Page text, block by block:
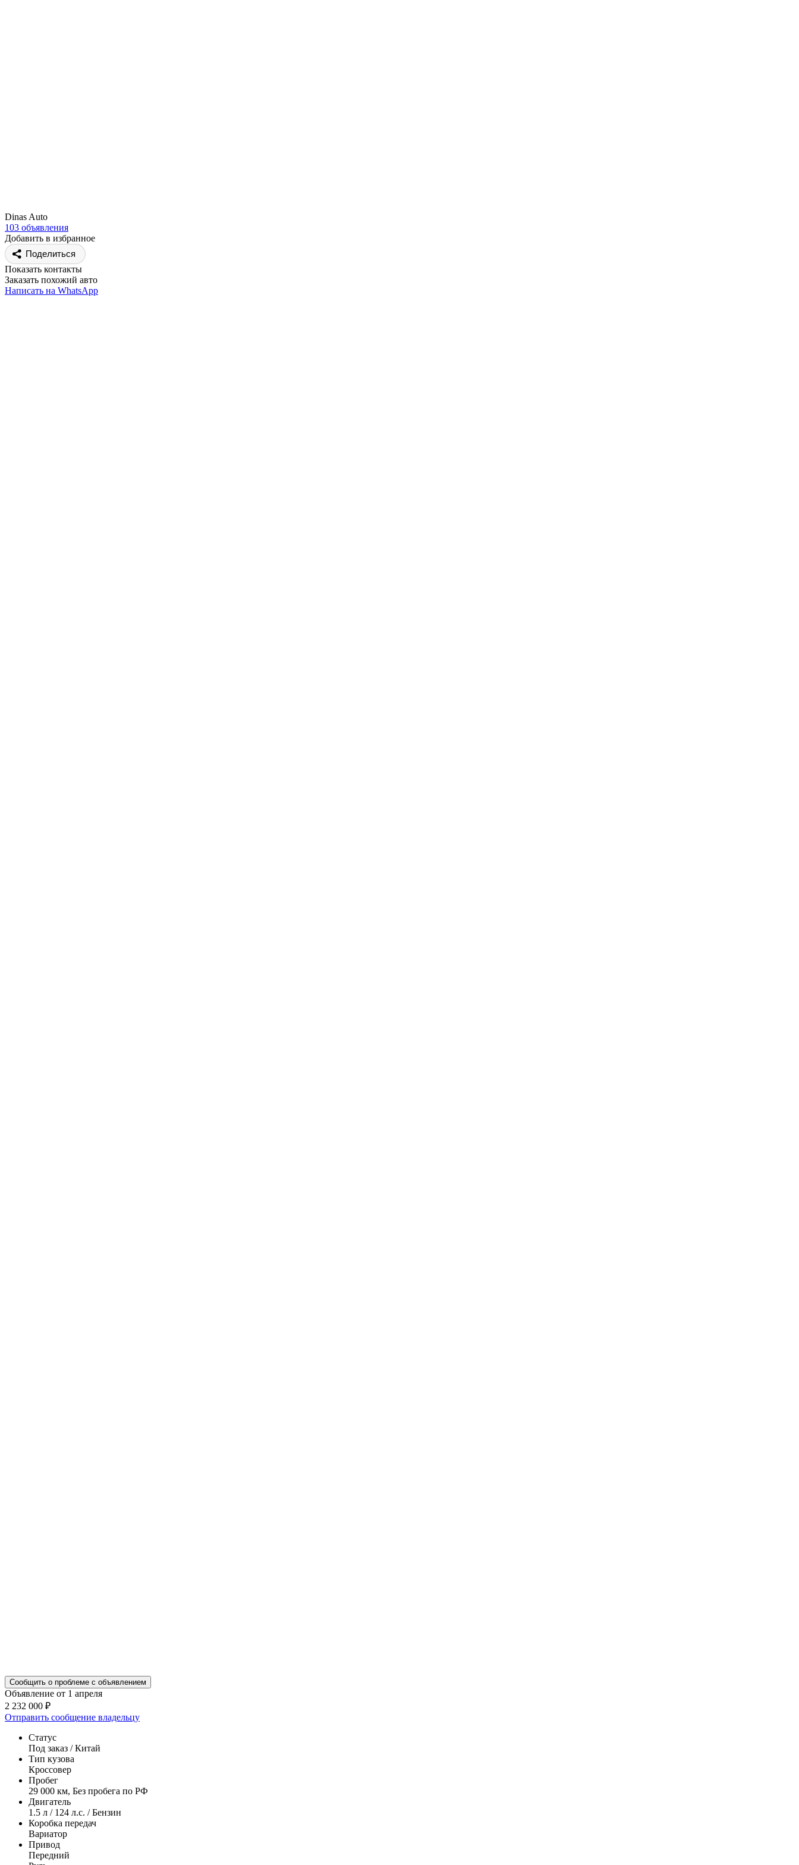
Dinas Auto
103 объявления
Добавить в избранное
Поделиться
Показать контакты
Заказать похожий авто
Написать на WhatsApp
Сообщить о проблеме с объявлением
Объявление от 1 апреля
2 232 000 ₽
Отправить сообщение владельцу
Статус
Под заказ / Китай
Тип кузова
Кроссовер
Пробег
29 000 км, Без пробега по РФ
Двигатель
1.5 л / 124 л.с. / Бензин
Коробка передач
Вариатор
Привод
Передний